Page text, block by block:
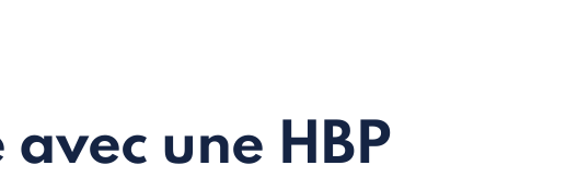
une HBP